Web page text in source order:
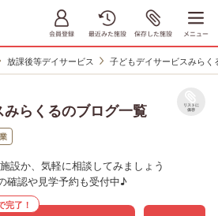
放課後等デイサービス 子どもデイサービスみらく
らくるのブログ一覧 リストに
保存
設か、気軽に相談してみましょう
確認や見学予約も受付中♪
完了！